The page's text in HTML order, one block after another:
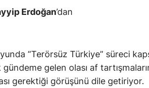
Erdoğan’dan
“Terörsüz Türkiye” süreci
gelen olası af
gerektiği görüşünü dile getiriyor.